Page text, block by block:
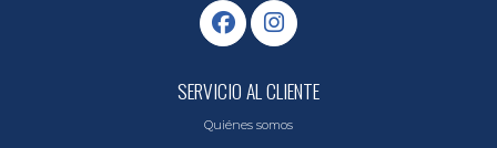
SERVICIO AL CLIENTE
Quiénes somos